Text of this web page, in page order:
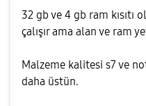
32 gb ve 4 gb ram kısıtı
çalışır ama alan ve ram
Malzeme kalitesi s7 ve
daha üstün.